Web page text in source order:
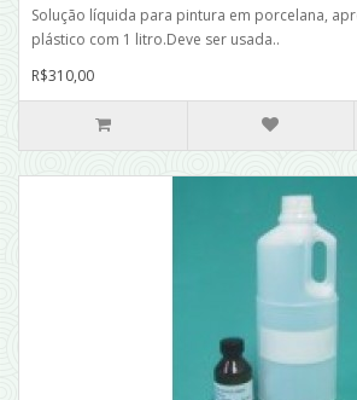
Solução líquida para pintura em porcelana,
plástico com 1 litro.Deve ser usada..
R$310,00